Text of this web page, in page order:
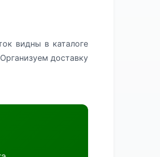
видны в каталоге
доставку